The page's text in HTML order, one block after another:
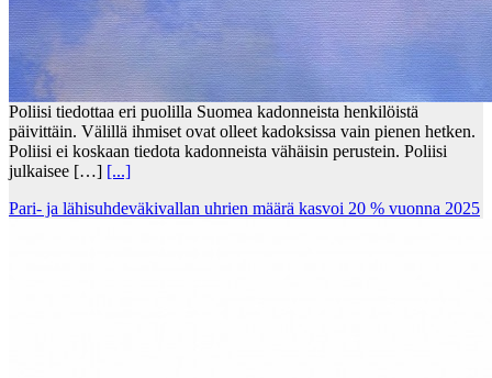
Poliisi tiedottaa eri puolilla Suomea kadonneista henkilöistä
päivittäin. Välillä ihmiset ovat olleet kadoksissa vain pienen hetken.
Poliisi ei koskaan tiedota kadonneista vähäisin perustein. Poliisi
julkaisee […] [...]
Pari- ja lähisuhdeväkivallan uhrien määrä kasvoi 20 % vuonna 2025